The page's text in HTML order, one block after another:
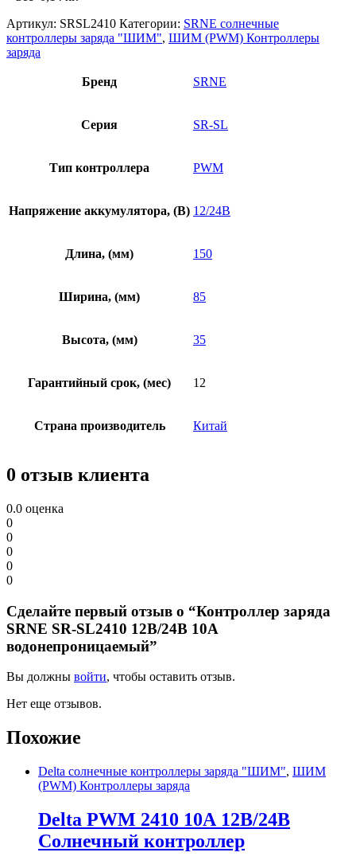
Артикул: SRSL2410 Категории: SRNE солнечные
контроллеры заряда "ШИМ", ШИМ (PWM) Контроллеры
заряда
Бренд SRNE
Серия SR-SL
Тип контроллера PWM
Напряжение аккумулятора, (В) 12/24В
Длина, (мм) 150
Ширина, (мм) 85
Высота, (мм) 35
Гарантийный срок, (мес) 12
Страна производитель Китай
0 отзыв клиента
0.0 оценка
0
0
0
0
0
Сделайте первый отзыв о “Контроллер заряда
SRNE SR-SL2410 12В/24В 10А
водонепроницаемый”
Вы должны войти, чтобы оставить отзыв.
Нет еще отзывов.
Похожие
Delta солнечные контроллеры заряда "ШИМ", ШИМ
(PWM) Контроллеры заряда
Delta PWM 2410 10А 12В/24В
Солнечный контроллер